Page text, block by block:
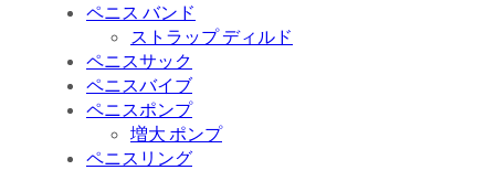
ペニス バンド
ストラップ ディルド
ペニスサック
ペニスバイブ
ペニスポンプ
増大 ポンプ
ペニスリング